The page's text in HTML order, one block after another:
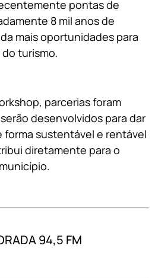
pontas de
8 mil anos de
mais oportunidades para
turismo.
parcerias foram
desenvolvidos para dar
forma sustentável e rentável
diretamente para o
94,5 FM